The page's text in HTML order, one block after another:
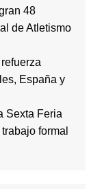
48
de Atletismo
España y
Sexta Feria
formal